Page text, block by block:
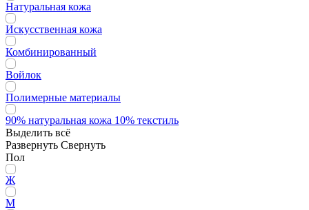
Натуральная кожа
Искусственная кожа
Комбинированный
Войлок
Полимерные материалы
90% натуральная кожа 10% текстиль
Выделить всё
Развернуть Свернуть
Пол
Ж
М